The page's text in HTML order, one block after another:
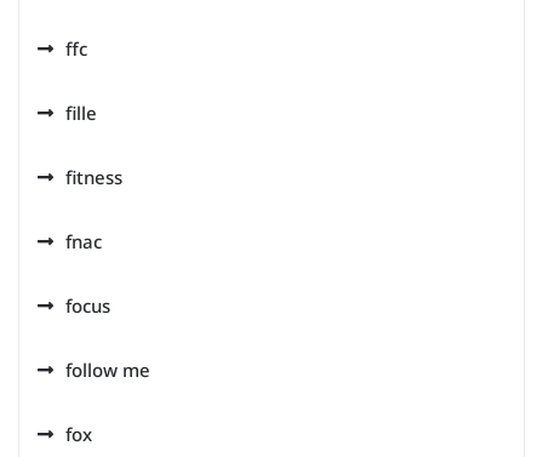
ffc
fille
fitness
fnac
focus
follow me
fox